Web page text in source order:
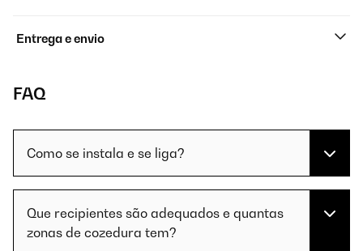
Entrega e envio
FAQ
Como se instala e se liga?
Que recipientes são adequados e quantas
zonas de cozedura tem?